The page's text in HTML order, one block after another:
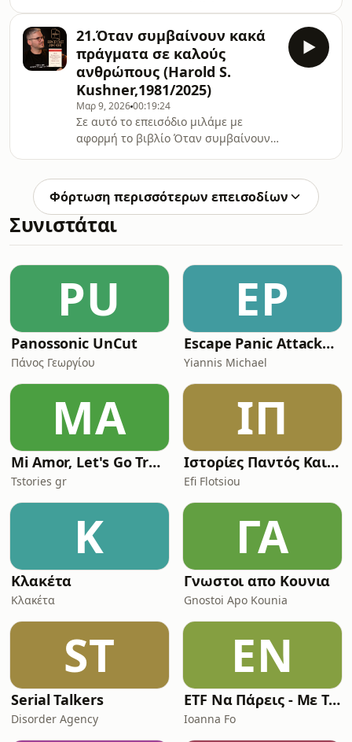
συγγραφέα 2 Best Seller βιβλίων από
τις Εκδόσεις Keybooks: (2021) Σου
αξίζει να ευτυχήσεις - 10 κλειδιά για
να μεταμορφώσεις τη ζωή σου (2024)
Μάθε Αγάπησε ΖήσεΧρήσιμα Links:
Instagram Αγνής ΜαριακάκηYoutube
Αγνής Μαριακάκη⁠⁠⁠⁠⁠⁠⁠⁠⁠⁠⁠Instagram Άγγελου
Λεβέντη⁠⁠⁠⁠⁠⁠⁠⁠⁠⁠⁠⁠⁠
21.Όταν συμβαίνουν κακά
πράγματα σε καλούς
ανθρώπους (Harold S.
Kushner,1981/2025)
Μαρ 9, 202600:19:24
Σε αυτό το επεισόδιο μιλάμε με
αφορμή το βιβλίο Όταν συμβαίνουν
το 2025 στα ελληνικά από Εκδόσεις
Keybooks.⁠Χρήσιμα Links: ⁠⁠⁠⁠⁠⁠⁠⁠⁠⁠Δωρεάν
ebook⁠⁠⁠⁠⁠⁠⁠⁠⁠⁠⁠⁠⁠⁠⁠⁠⁠⁠⁠⁠Instagram⁠⁠⁠⁠⁠⁠⁠⁠⁠⁠⁠⁠⁠⁠⁠⁠⁠⁠⁠Youtube⁠⁠⁠⁠⁠⁠⁠⁠⁠⁠⁠⁠⁠Μπλουζάκι
ΕΣΩΨΥΧΑ TheGreenPostIt⁠⁠⁠⁠O Άγγελος
Λειτουργός &amp; Ψυχοδραματιστ
Φόρτωση περισσότερων επεισοδίων
Συνιστάται
PU
Panossonic UnCut
Πάνος Γεωργίου
EP
Escape Panic Attacks Podcast
Yiannis Michael
MA
Mi Amor, Let's Go Travel
Tstories gr
ΙΠ
Ιστορίες Παντός Καιρού
Efi Flotsiou
Κ
Κλακέτα
Κλακέτα
ΓΑ
Γνωστοι απο Κουνια
Gnostoi Apo Kounia
ST
Serial Talkers
Disorder Agency
EΝ
ETF Να Πάρεις - Με Την Ioanna Fo
Ioanna Fo